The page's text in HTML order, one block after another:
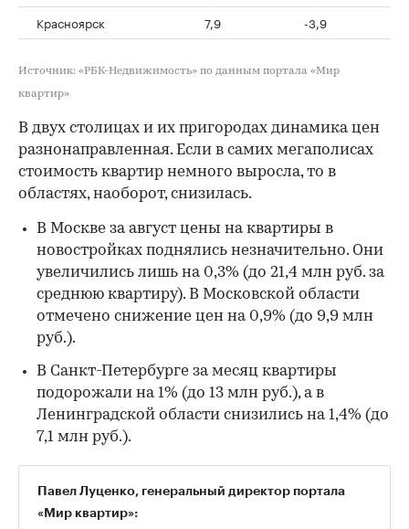
Красноярск
7,9 -3,9
Источник: «РБК-Недвижимость» по данным портала «Мир
квартир»
В двух столицах и их пригородах динамика цен
разнонаправленная. Если в самих мегаполисах
стоимость квартир немного выросла, то в
областях, наоборот, снизилась.
В Москве за август цены на квартиры в
новостройках поднялись незначительно. Они
увеличились лишь на 0,3% (до 21,4 млн руб. за
среднюю квартиру). В Московской области
отмечено снижение цен на 0,9% (до 9,9 млн
руб.).
В Санкт-Петербурге за месяц квартиры
подорожали на 1% (до 13 млн руб.), а в
Ленинградской области снизились на 1,4% (до
7,1 млн руб.).
Павел Луценко, генеральный директор портала
«Мир квартир»: